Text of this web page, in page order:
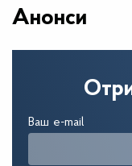
Анонси
Ваш e-mail